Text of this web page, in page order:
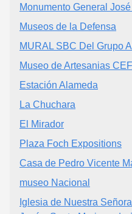
Monumento General
Museos de la Defensa
MURAL SBC Del Grupo
Museo de Artesanias
Estación Alameda
La Chuchara
El Mirador
Plaza Foch Expositions
Casa de Pedro Vicente
museo Nacional
Iglesia de Nuestra